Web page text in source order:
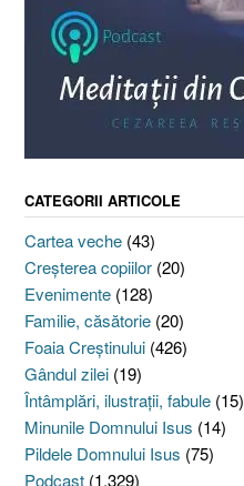
CATEGORII ARTICOLE
Cartea veche (43)
Creşterea copiilor (20)
Evenimente (128)
Familie, căsătorie (20)
Foaia Creştinului (426)
Gândul zilei (19)
Întâmplări, ilustraţii, fabule (15)
Minunile Domnului Isus (14)
Pildele Domnului Isus (75)
Podcast (1.329)